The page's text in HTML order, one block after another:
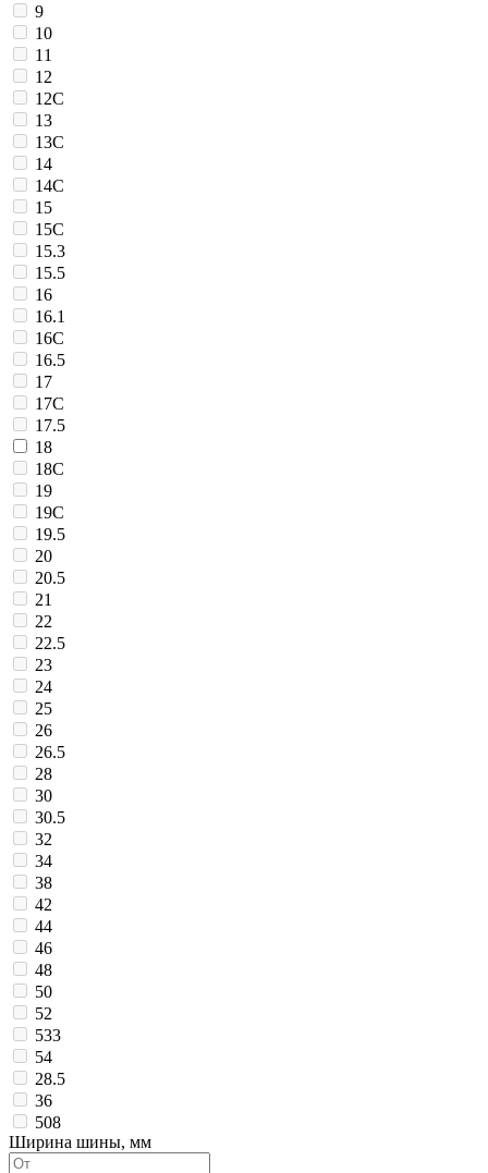
9
10
11
12
12C
13
13C
14
14C
15
15C
15.3
15.5
16
16.1
16C
16.5
17
17C
17.5
18
18C
19
19C
19.5
20
20.5
21
22
22.5
23
24
25
26
26.5
28
30
30.5
32
34
38
42
44
46
48
50
52
533
54
28.5
36
508
Ширина шины, мм